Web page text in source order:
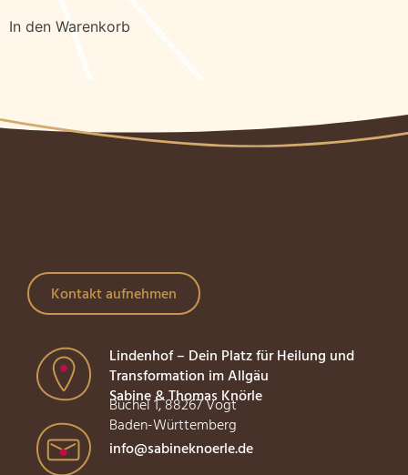
In den Warenkorb
Lindenhof – Dein Platz für Heilung und
Transformation im Allgäu
Sabine & Thomas Knörle
Büchel 1, 88267 Vogt
Baden-Württemberg
info@sabineknoerle.de
Kontakt aufnehmen